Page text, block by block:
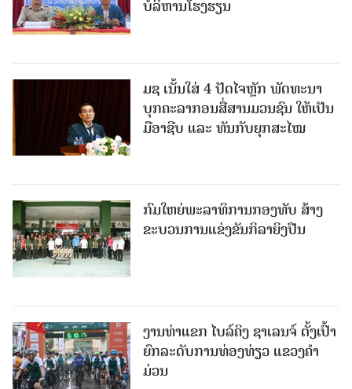
ບໍລິຫານໂຮງຮຽນ
ມຊ ເນັ້ນໃສ່ 4 ປັດໄຈຫຼັກ ພັດທະນາ
ບຸກຄະລາກອນສື່ສານມວນຊົນ ໃຫ້ເປັນ
ມືອາຊີບ ແລະ ທັນກັບຍຸກສະໄໝ
ກົມໃຫຍ່ພະລາທິການກອງທັບ ສ້າງ
ຂະບວນການແຂ່ງຂັນກິລາຍິງປືນ
ງານທ່າແຂກ ໄບລ໌ຄິງ ຊາເລນຈ໌ ຕັ້ງເປົ້າ
ຍົກລະດັບການທ່ອງທ່ຽວ ແຂວງຄໍາ
ມ່ວນ